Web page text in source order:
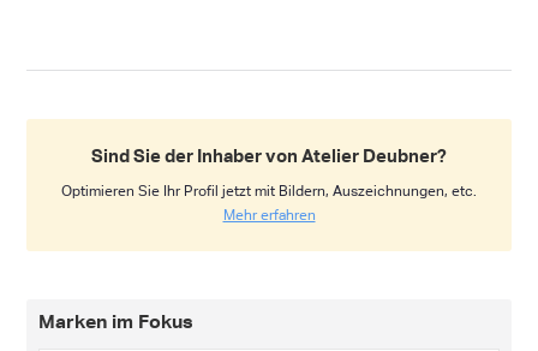
Sind Sie der Inhaber von Atelier Deubner?
Optimieren Sie Ihr Profil jetzt mit Bildern, Auszeichnungen, etc.
Mehr erfahren
Marken im Fokus